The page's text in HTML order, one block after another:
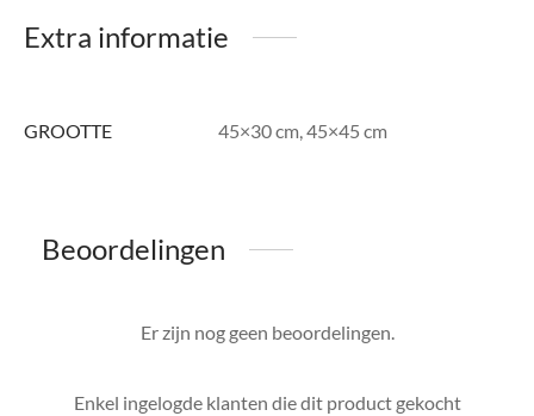
Extra informatie
GROOTTE 45×30 cm, 45×45 cm
Beoordelingen
Er zijn nog geen beoordelingen.
Enkel ingelogde klanten die dit product gekocht